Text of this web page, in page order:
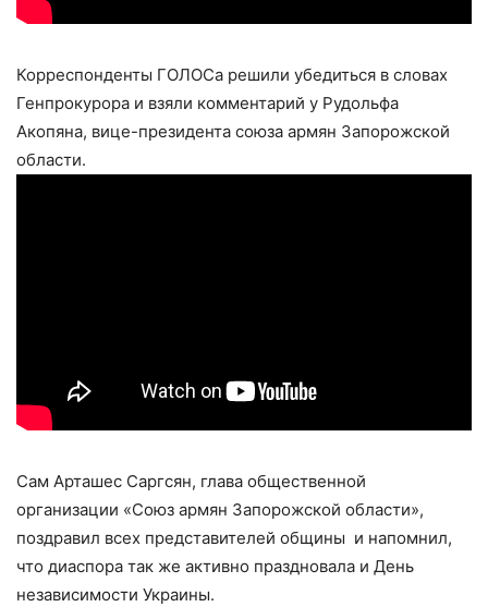
Корреспонденты ГОЛОСа решили убедиться в словах
Генпрокурора и взяли комментарий у Рудольфа
Акопяна, вице-президента союза армян Запорожской
области.
Сам Арташес Саргсян, глава общественной
организации «Союз армян Запорожской области»,
поздравил всех представителей общины и напомнил,
что диаспора так же активно праздновала и День
независимости Украины.